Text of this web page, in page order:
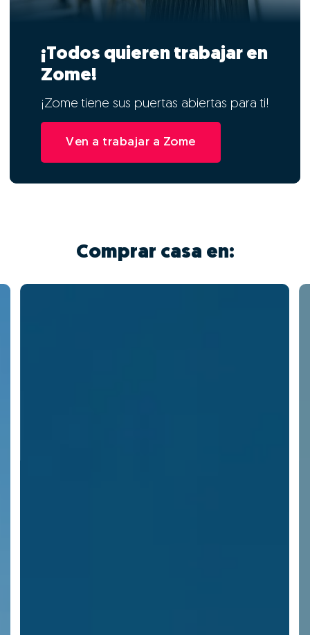
¡Todos quieren trabajar en
Zome!
¡Zome tiene sus puertas abiertas para ti!
Ven a trabajar a Zome
Comprar casa en: